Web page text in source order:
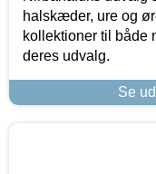
halskæder, ure og
kollektioner til både
deres udvalg.
Se